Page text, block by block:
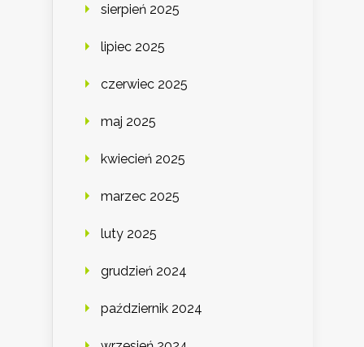
sierpień 2025
lipiec 2025
czerwiec 2025
maj 2025
kwiecień 2025
marzec 2025
luty 2025
grudzień 2024
październik 2024